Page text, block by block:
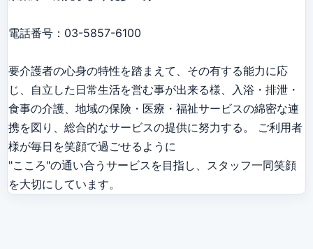
電話番号：03-5857-6100
要介護者の心身の特性を踏まえて、その有する能力に応
じ、自立した日常生活を営む事が出来る様、入浴・排泄・
食事の介護、地域の保険・医療・福祉サービスの綿密な連
携を図り、総合的なサービスの提供に努力する。 ご利用者
様が毎日を笑顔で過ごせるように
"こころ"の通い合うサービスを目指し、スタッフ一同笑顔
を大切にしています。